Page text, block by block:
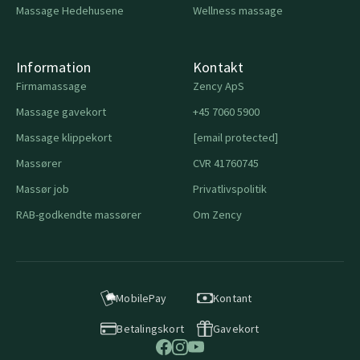
Massage Hedehusene
Wellness massage
Information
Firmamassage
Massage gavekort
Massage klippekort
Massører
Massør job
RAB-godkendte massører
Kontakt
Zency ApS
+45 7060 5900
[email protected]
CVR 41760745
Privatlivspolitik
Om Zency
MobilePay Kontant
Betalingskort Gavekort